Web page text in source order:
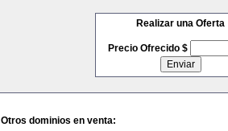
Realizar una Oferta
Precio Ofrecido $
Otros dominios en venta: